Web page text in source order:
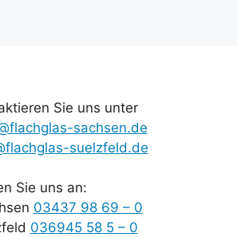
Sie uns unter
sachsen.de
suelzfeld.de
Sie uns an:
03437 98 69 – 0
036945 58 5 – 0